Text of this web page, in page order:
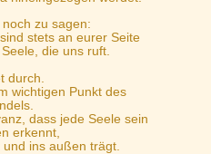
zu sagen:
stets an eurer Seite
die uns ruft.
durch.
wichtigen Punkt des
dass jede Seele sein
erkennt,
ins außen trägt.